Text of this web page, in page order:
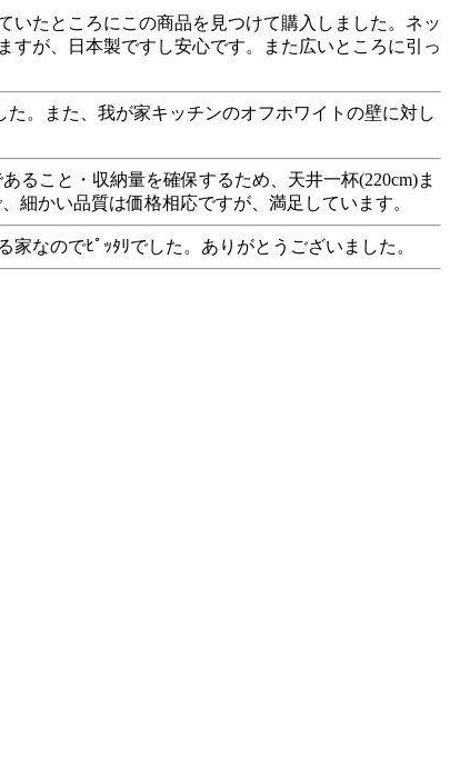
たところにこの商品を見つけて購入しました。ネッ
すが、日本製ですし安心です。また広いところに引っ
。また、我が家キッチンのオフホワイトの壁に対し
ること・収納量を確保するため、天井一杯(220cm)ま
細かい品質は価格相応ですが、満足しています。
なのでﾋﾟｯﾀﾘでした。ありがとうございました。